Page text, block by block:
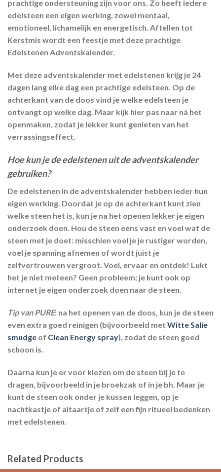
prachtige ondersteuning zijn voor ons. Zo heeft iedere
edelsteen een eigen werking, zowel mentaal,
emotioneel, lichamelijk en energetisch. Aftellen tot
Kerstmis wordt een feestje met deze prachtige
Edelstenen Adventskalender.
Met deze adventskalender met edelstenen krijg je 24
dagen lang elke dag een prachtige edelsteen. Op de
achterkant van de doos vind je welke edelsteen je
ontvangt op welke dag. Maar kijk hier pas naar ná het
openmaken, zodat je lekker kunt genieten van het
verrassingseffect.
Hoe kun je de edelstenen uit de adventskalender
gebruiken?
De edelstenen in de adventskalender hebben ieder hun
eigen werking. Doordat je op de achterkant kunt zien
welke steen het is, kun je na het openen lekker je eigen
onderzoek doen. Hou de steen eens vast en voel wat de
steen met je doet: misschien voel je je rustiger worden,
voel je spanning afnemen of wordt juist je
zelfvertrouwen vergroot. Voel, ervaar en ontdek! Lukt
het je niet meteen? Geen probleem; je kunt ook op
internet je eigen onderzoek doen naar de steen.
Tip van PURE: na het openen van de doos, kun je de steen
even extra goed reinigen (bijvoorbeeld met Witte Salie
smudge of Clean Energy spray), zodat de steen goed
schoon is.
Daarna kun je er voor kiezen om de steen bij je te
dragen, bijvoorbeeld in je broekzak of in je bh. Maar je
kunt de steen ook onder je kussen leggen, op je
nachtkastje of altaartje of zelf een fijn ritueel bedenken
met edelstenen.
Related Products